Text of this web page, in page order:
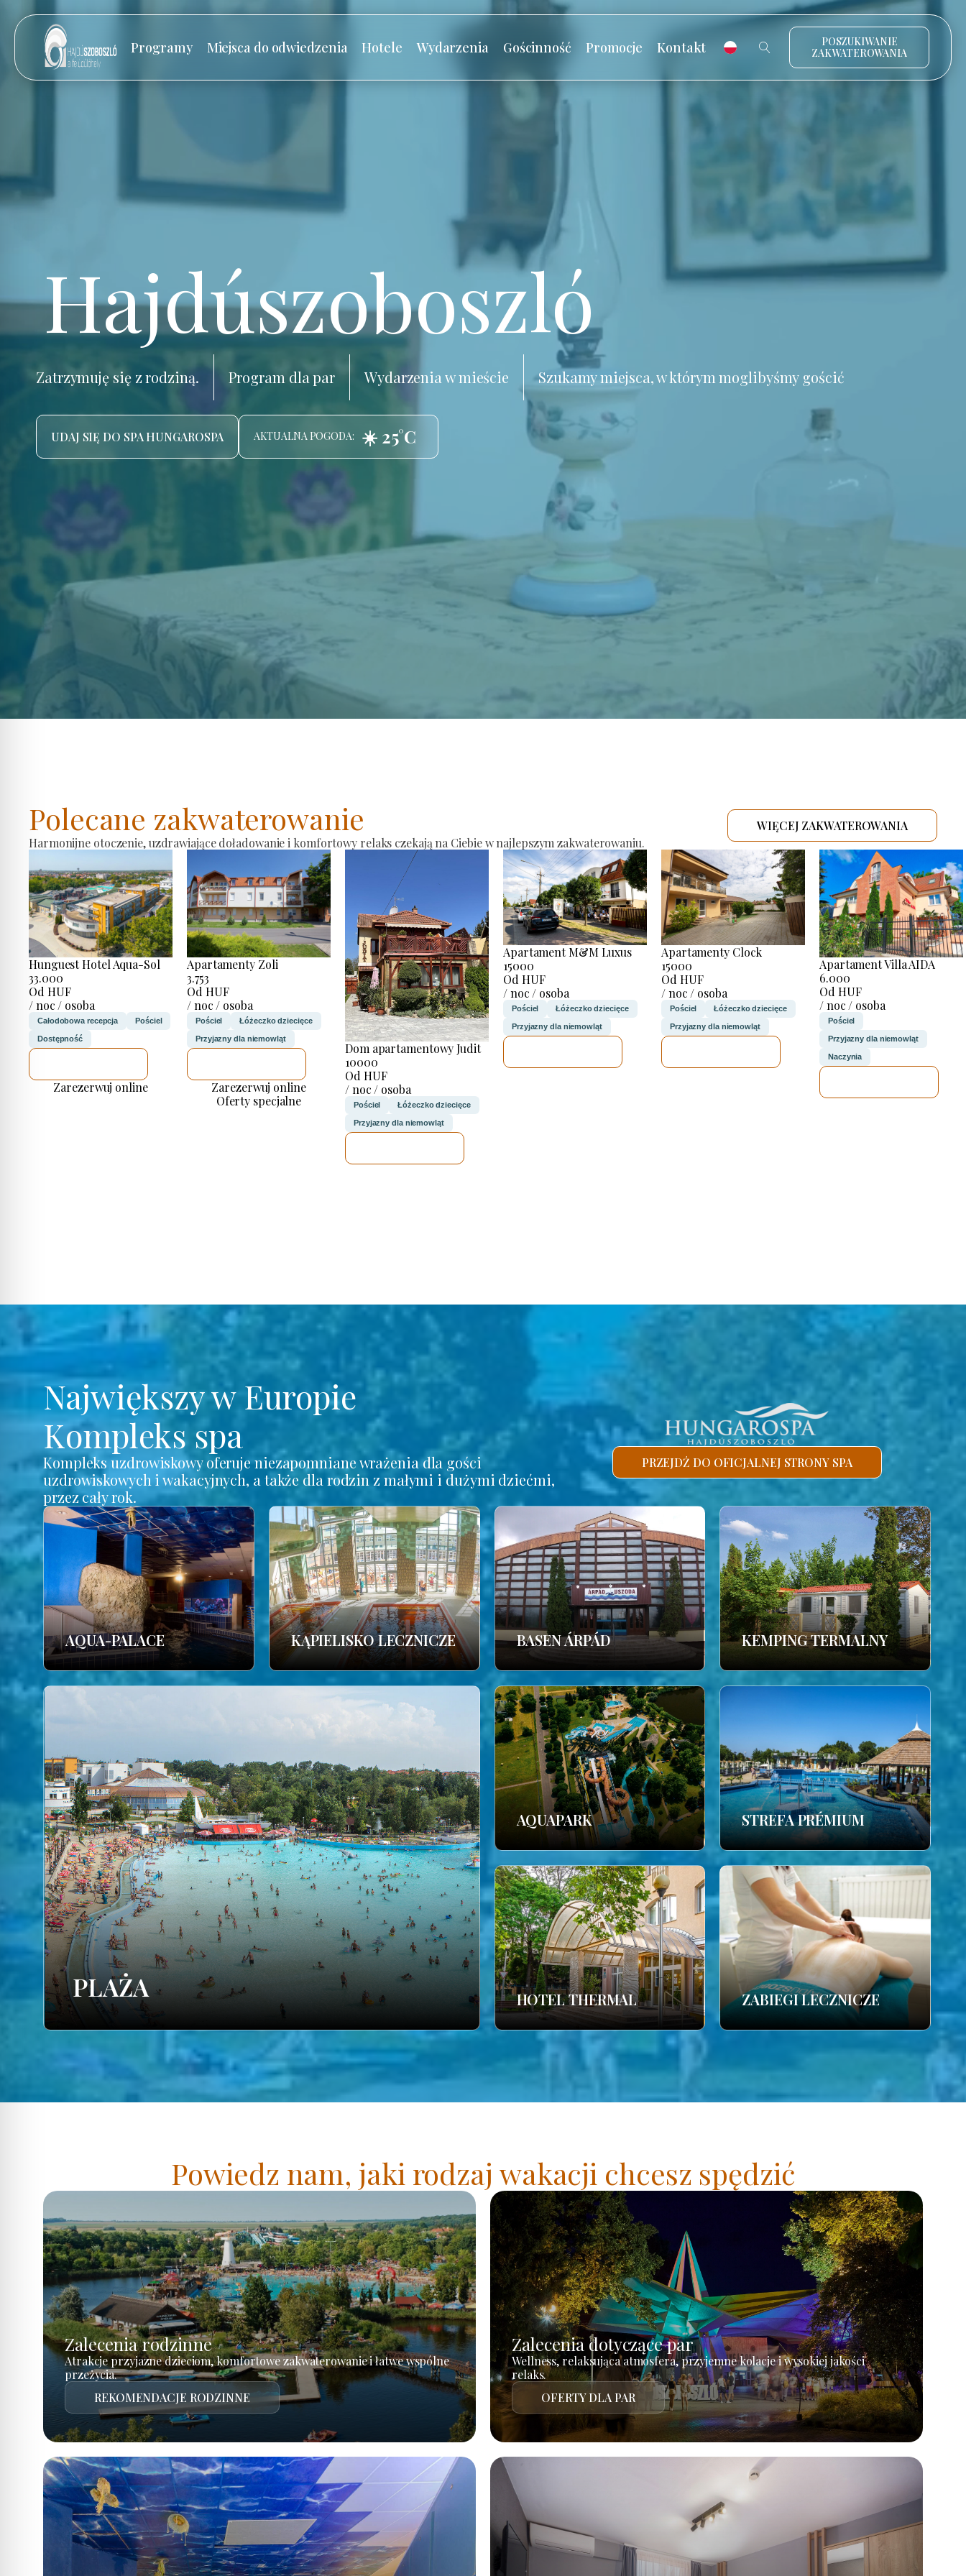
Programy Miejsca do odwiedzenia Hotele Wydarzenia Gościnność Promocje Kontakt
POSZUKIWANIE
ZAKWATEROWANIA
Hajdúszoboszló
Zatrzymuję się z rodziną. Program dla par Wydarzenia w mieście Szukamy miejsca, w którym moglibyśmy gościć
UDAJ SIĘ DO SPA HUNGAROSPA AKTUALNA POGODA: ☀️ 25°C
Polecane zakwaterowanie
Harmonijne otoczenie, uzdrawiające doładowanie i komfortowy relaks czekają na Ciebie w najlepszym zakwaterowaniu.
WIĘCEJ ZAKWATEROWANIA
Hunguest Hotel Aqua-Sol
33.000
Od HUF
/ noc / osoba
Całodobowa recepcja Pościel
Dostępność
Zarezerwuj online
Apartamenty Zoli
3.753
Od HUF
/ noc / osoba
Pościel Łóżeczko dziecięce
Przyjazny dla niemowląt
Zarezerwuj online
Oferty specjalne
Dom apartamentowy Judit
10000
Od HUF
/ noc / osoba
Pościel Łóżeczko dziecięce
Przyjazny dla niemowląt
Apartament M&M Luxus
15000
Od HUF
/ noc / osoba
Pościel Łóżeczko dziecięce
Przyjazny dla niemowląt
Apartamenty Clock
15000
Od HUF
/ noc / osoba
Pościel Łóżeczko dziecięce
Przyjazny dla niemowląt
Apartament Villa AIDA
6.000
Od HUF
/ noc / osoba
Pościel
Przyjazny dla niemowląt
Naczynia
Największy w Europie
Kompleks spa
Kompleks uzdrowiskowy oferuje niezapomniane wrażenia dla gości
uzdrowiskowych i wakacyjnych, a także dla rodzin z małymi i dużymi dziećmi,
przez cały rok.
PRZEJDŹ DO OFICJALNEJ STRONY SPA
AQUA-PALACE KĄPIELISKO LECZNICZE BASEN ÁRPÁD KEMPING TERMALNY
PLAŻA
AQUAPARK STREFA PRÉMIUM
HOTEL THERMAL ZABIEGI LECZNICZE
Powiedz nam, jaki rodzaj wakacji chcesz spędzić
Zalecenia rodzinne
Atrakcje przyjazne dzieciom, komfortowe zakwaterowanie i łatwe wspólne
przeżycia.
REKOMENDACJE RODZINNE
Zalecenia dotyczące par
Wellness, relaksująca atmosfera, przyjemne kolacje i wysokiej jakości
relaks.
OFERTY DLA PAR